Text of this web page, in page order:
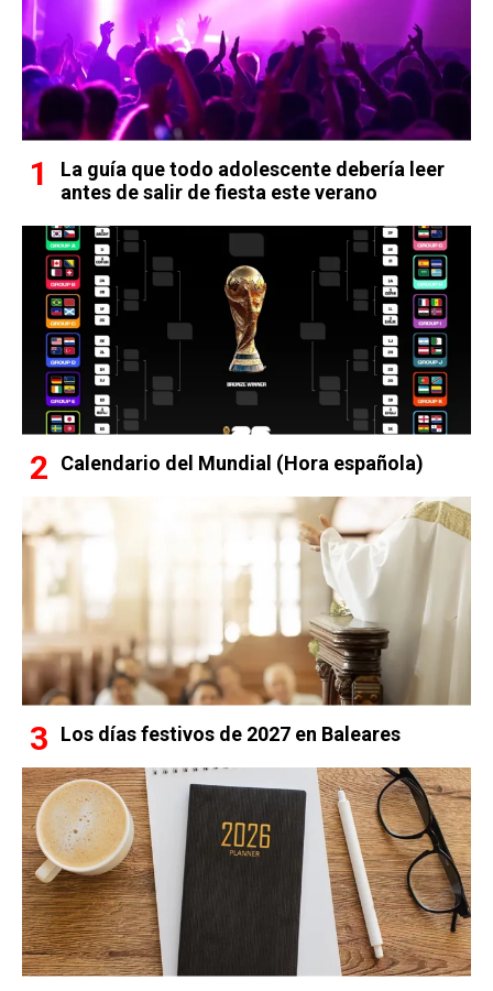
La guía que todo adolescente debería leer
antes de salir de fiesta este verano
Calendario del Mundial (Hora española)
Los días festivos de 2027 en Baleares